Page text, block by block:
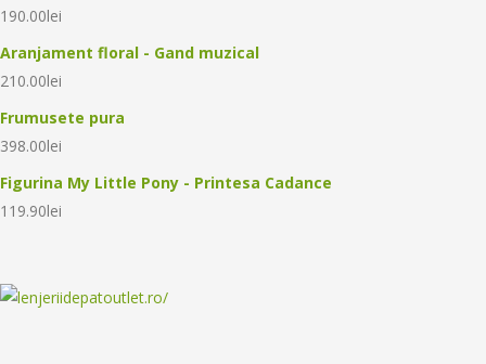
190.00lei
Aranjament floral - Gand muzical
210.00lei
Frumusete pura
398.00lei
Figurina My Little Pony - Printesa Cadance
119.90lei